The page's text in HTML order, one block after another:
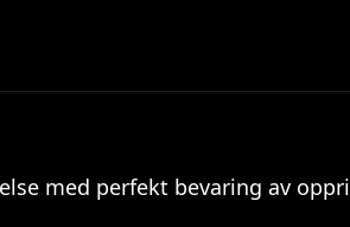
med perfekt bevaring av